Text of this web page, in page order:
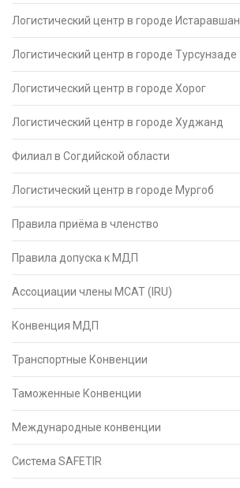
Логистический центр в городе Истаравшан
Логистический центр в городе Турсунзаде
Логистический центр в городе Хорог
Логистический центр в городе Худжанд
Филиал в Согдийской области
Логистический центр в городе Мургоб
Правила приёма в членство
Правила допуска к МДП
Ассоциации члены МСАТ (IRU)
Конвенция МДП
Транспортные Конвенции
Таможенные Конвенции
Международные конвенции
Система SAFETIR